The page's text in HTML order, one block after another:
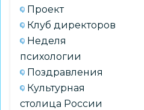
Проект
Клуб директоров
Неделя
психологии
Поздравления
Культурная
столица России